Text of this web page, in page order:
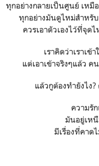
ทุกอย่างกลายเป็นศูนย์ เหมื
ทุกอย่างมันดูไหม่สำหรับ
ควรเอาตัวเองไว้ที่จุด
เราคิดว่าเราเข้
แต่เอาเข้าจริงๆแล้ว ค
แล้วกูต้องทำยังไง
ความรั
มันอยู่เหนื
มีเรื่องที่คาด